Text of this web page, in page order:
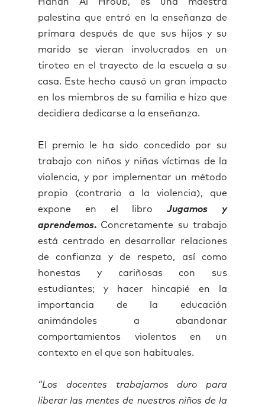
palestina que entró en la enseñanza de
primara después de que sus hijos y su
marido se vieran involucrados en un
tiroteo en el trayecto de la escuela a su
casa. Este hecho causó un gran impacto
en los miembros de su familia e hizo que
decidiera dedicarse a la enseñanza.
El premio le ha sido concedido por su
trabajo con niños y niñas víctimas de la
violencia, y por implementar un método
propio (contrario a la violencia), que
expone en el libroJugamos y
aprendemos. Concretamente su trabajo
está centrado en desarrollar relaciones
de confianza y de respeto, así como
honestas y cariñosas con sus
estudiantes; y hacer hincapié en la
importancia de la educación
animándoles a abandonar
comportamientos violentos en un
contexto en el que son habituales.
“Los docentes trabajamos duro para
liberar las mentes de nuestros niños de la